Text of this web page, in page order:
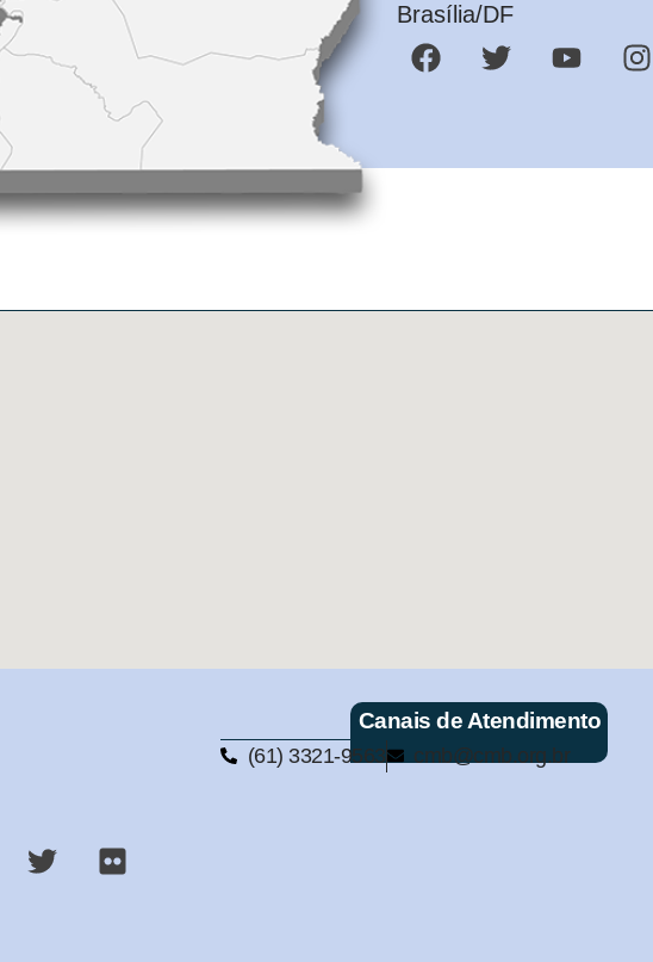
Brasília/DF
Canais de Atendimento
(61) 3321-9563 cmb@cmb.org.br